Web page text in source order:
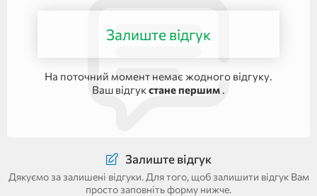
Залиште відгук
На поточний момент немає жодного відгуку.
Ваш відгук стане першим .
Залиште відгук
Дякуємо за залишені відгуки. Для того, щоб залишити відгук Вам
просто заповніть форму нижче.